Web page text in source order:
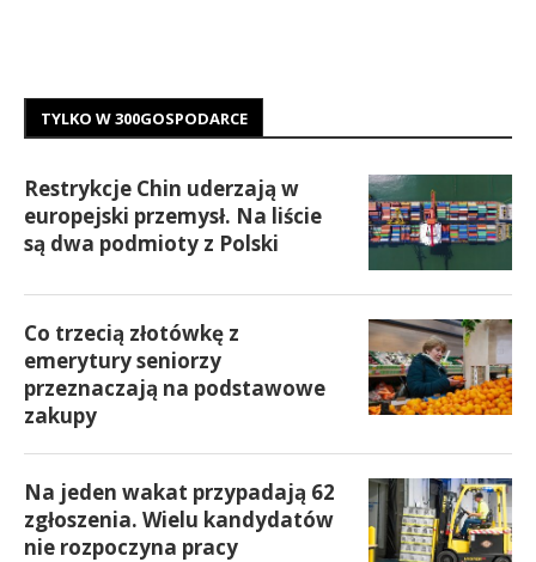
TYLKO W 300GOSPODARCE
Restrykcje Chin uderzają w
europejski przemysł. Na liście
są dwa podmioty z Polski
Co trzecią złotówkę z
emerytury seniorzy
przeznaczają na podstawowe
zakupy
Na jeden wakat przypadają 62
zgłoszenia. Wielu kandydatów
nie rozpoczyna pracy